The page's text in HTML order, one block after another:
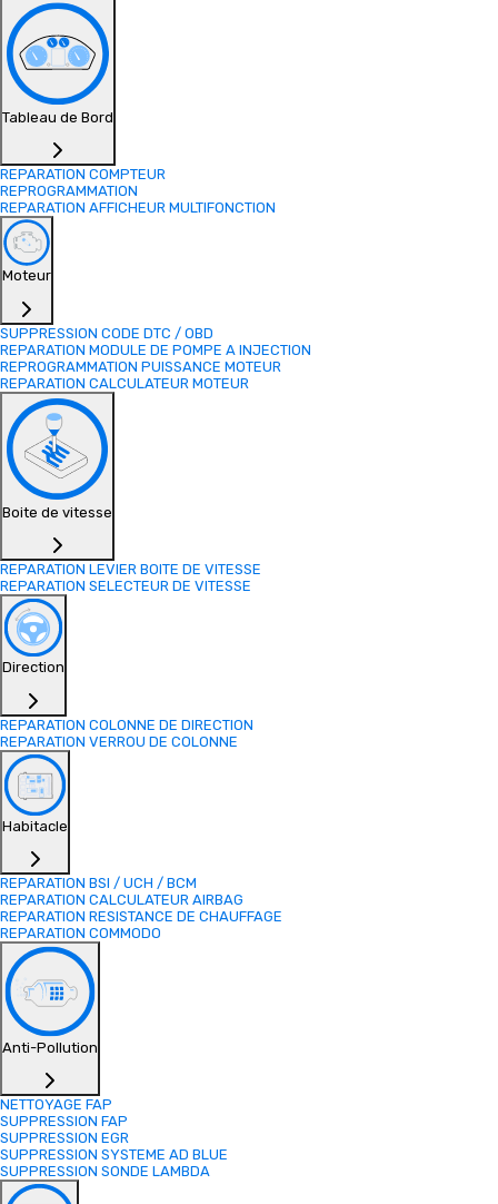
Tableau de Bord
REPARATION COMPTEUR
REPROGRAMMATION
REPARATION AFFICHEUR MULTIFONCTION
Moteur
SUPPRESSION CODE DTC / OBD
REPARATION MODULE DE POMPE A INJECTION
REPROGRAMMATION PUISSANCE MOTEUR
REPARATION CALCULATEUR MOTEUR
Boite de vitesse
REPARATION LEVIER BOITE DE VITESSE
REPARATION SELECTEUR DE VITESSE
Direction
REPARATION COLONNE DE DIRECTION
REPARATION VERROU DE COLONNE
Habitacle
REPARATION BSI / UCH / BCM
REPARATION CALCULATEUR AIRBAG
REPARATION RESISTANCE DE CHAUFFAGE
REPARATION COMMODO
Anti-Pollution
NETTOYAGE FAP
SUPPRESSION FAP
SUPPRESSION EGR
SUPPRESSION SYSTEME AD BLUE
SUPPRESSION SONDE LAMBDA